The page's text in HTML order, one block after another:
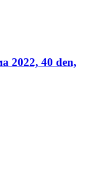
2022, 40 den,